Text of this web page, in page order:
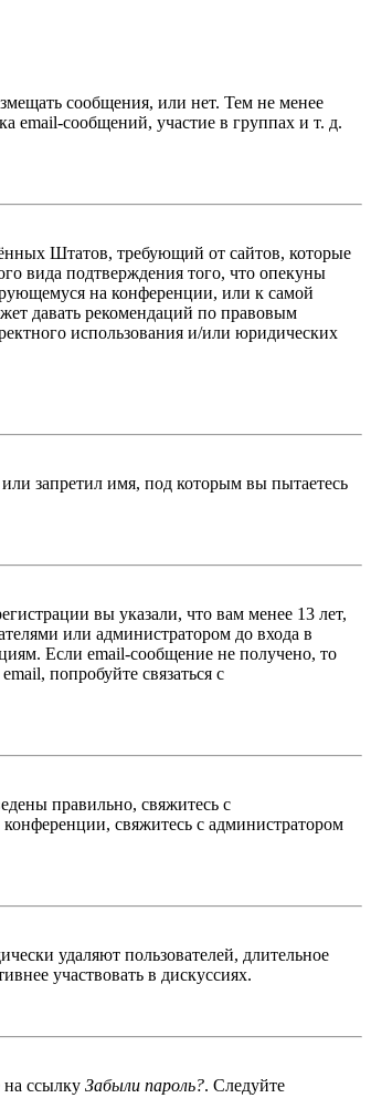
сообщения, или нет. Тем не менее
email-сообщений, участие в группах и т. д.
Штатов, требующий от сайтов, которые
вида подтверждения того, что опекуны
на конференции, или к самой
давать рекомендаций по правовым
использования и/или юридических
запретил имя, под которым вы пытаетесь
вы указали, что вам менее 13 лет,
или администратором до входа в
Если email-сообщение не получено, то
попробуйте связаться с
правильно, свяжитесь с
свяжитесь с администратором
удаляют пользователей, длительное
участвовать в дискуссиях.
ссылку Забыли пароль?. Следуйте